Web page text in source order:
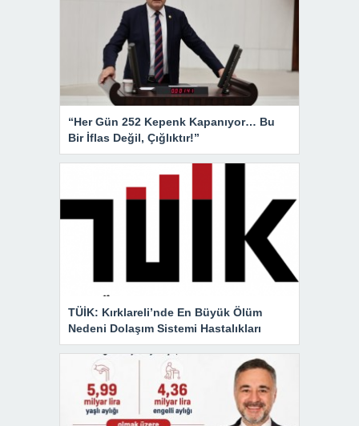
“Her Gün 252 Kepenk Kapanıyor… Bu
Bir İflas Değil, Çığlıktır!”
TÜİK: Kırklareli’nde En Büyük Ölüm
Nedeni Dolaşım Sistemi Hastalıkları